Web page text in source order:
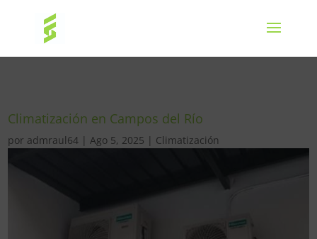
Climatización en Campos del Río
por admraul64 |Ago 5, 2025 | Climatización